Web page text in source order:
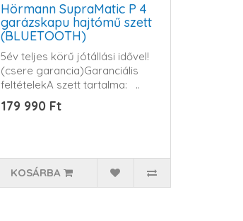
Hörmann SupraMatic P 4
garázskapu hajtómű szett
(BLUETOOTH)
5év teljes körű jótállási idővel!
(csere garancia)Garanciális
feltételekA szett tartalma: ..
179 990 Ft
KOSÁRBA